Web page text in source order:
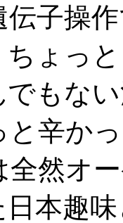
子操
ょっ
もな
と辛か
全然オ
日本趣